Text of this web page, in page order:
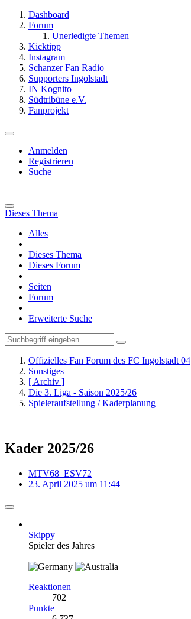
Dashboard
Forum
Unerledigte Themen
Kicktipp
Instagram
Schanzer Fan Radio
Supporters Ingolstadt
IN Kognito
Südtribüne e.V.
Fanprojekt
Anmelden
Registrieren
Suche
Dieses Thema
Alles
Dieses Thema
Dieses Forum
Seiten
Forum
Erweiterte Suche
Offizielles Fan Forum des FC Ingolstadt 04
Sonstiges
[ Archiv ]
Die 3. Liga - Saison 2025/26
Spieleraufstellung / Kaderplanung
Kader 2025/26
MTV68_ESV72
23. April 2025 um 11:44
Skippy
Spieler des Jahres
Reaktionen
702
Punkte